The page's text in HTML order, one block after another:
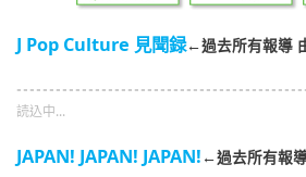
J Pop Culture 見聞録←過去所有報導
読込中...
JAPAN! JAPAN! JAPAN! ←過去所有報